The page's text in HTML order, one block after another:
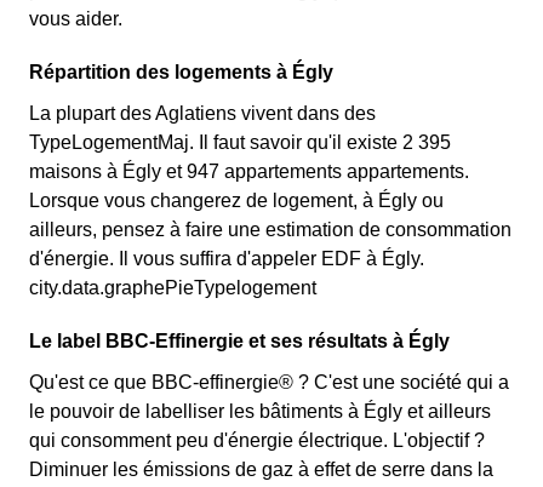
vous aider.
Répartition des logements à Égly
La plupart des Aglatiens vivent dans des
TypeLogementMaj. Il faut savoir qu'il existe 2 395
maisons à Égly et 947 appartements appartements.
Lorsque vous changerez de logement, à Égly ou
ailleurs, pensez à faire une estimation de consommation
d'énergie. Il vous suffira d'appeler EDF à Égly.
city.data.graphePieTypelogement
Le label BBC-Effinergie et ses résultats à Égly
Qu'est ce que BBC-effinergie® ? C'est une société qui a
le pouvoir de labelliser les bâtiments à Égly et ailleurs
qui consomment peu d'énergie électrique. L'objectif ?
Diminuer les émissions de gaz à effet de serre dans la